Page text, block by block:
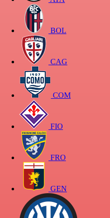
BOL
CAG
COM
FIO
FRO
GEN